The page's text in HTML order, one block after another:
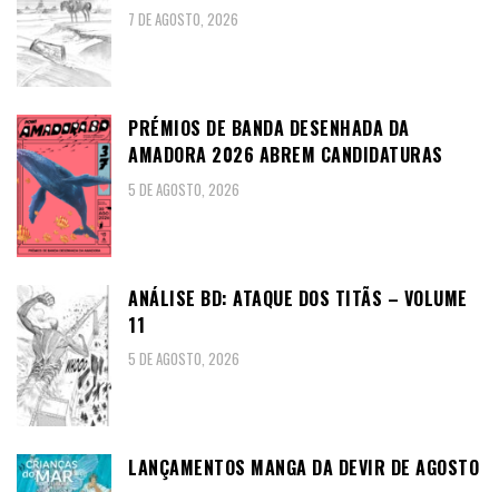
7 DE AGOSTO, 2026
PRÉMIOS DE BANDA DESENHADA DA
AMADORA 2026 ABREM CANDIDATURAS
5 DE AGOSTO, 2026
ANÁLISE BD: ATAQUE DOS TITÃS – VOLUME
11
5 DE AGOSTO, 2026
LANÇAMENTOS MANGA DA DEVIR DE AGOSTO